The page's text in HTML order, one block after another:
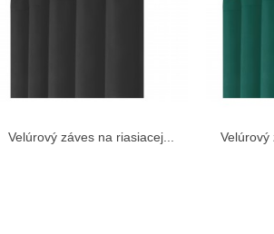
Vložiť do košíka
Velúrový záves na riasiacej... Velúrový